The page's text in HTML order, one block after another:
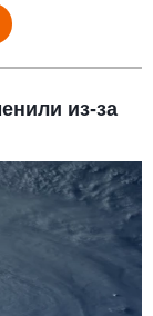
из-за